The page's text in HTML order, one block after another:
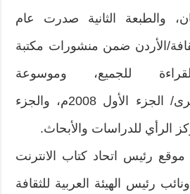
والطبعة الثانية صدرت عام
الأردن ضمن منشورات مكتبة
للجميع، وموسوعة
القريةالأردنية/بوح القرى/ الجزء الأول 2008م، والجزء
رئيس اتحاد كتاب الانترنت
رئيس الهيئة العربية للثقافة